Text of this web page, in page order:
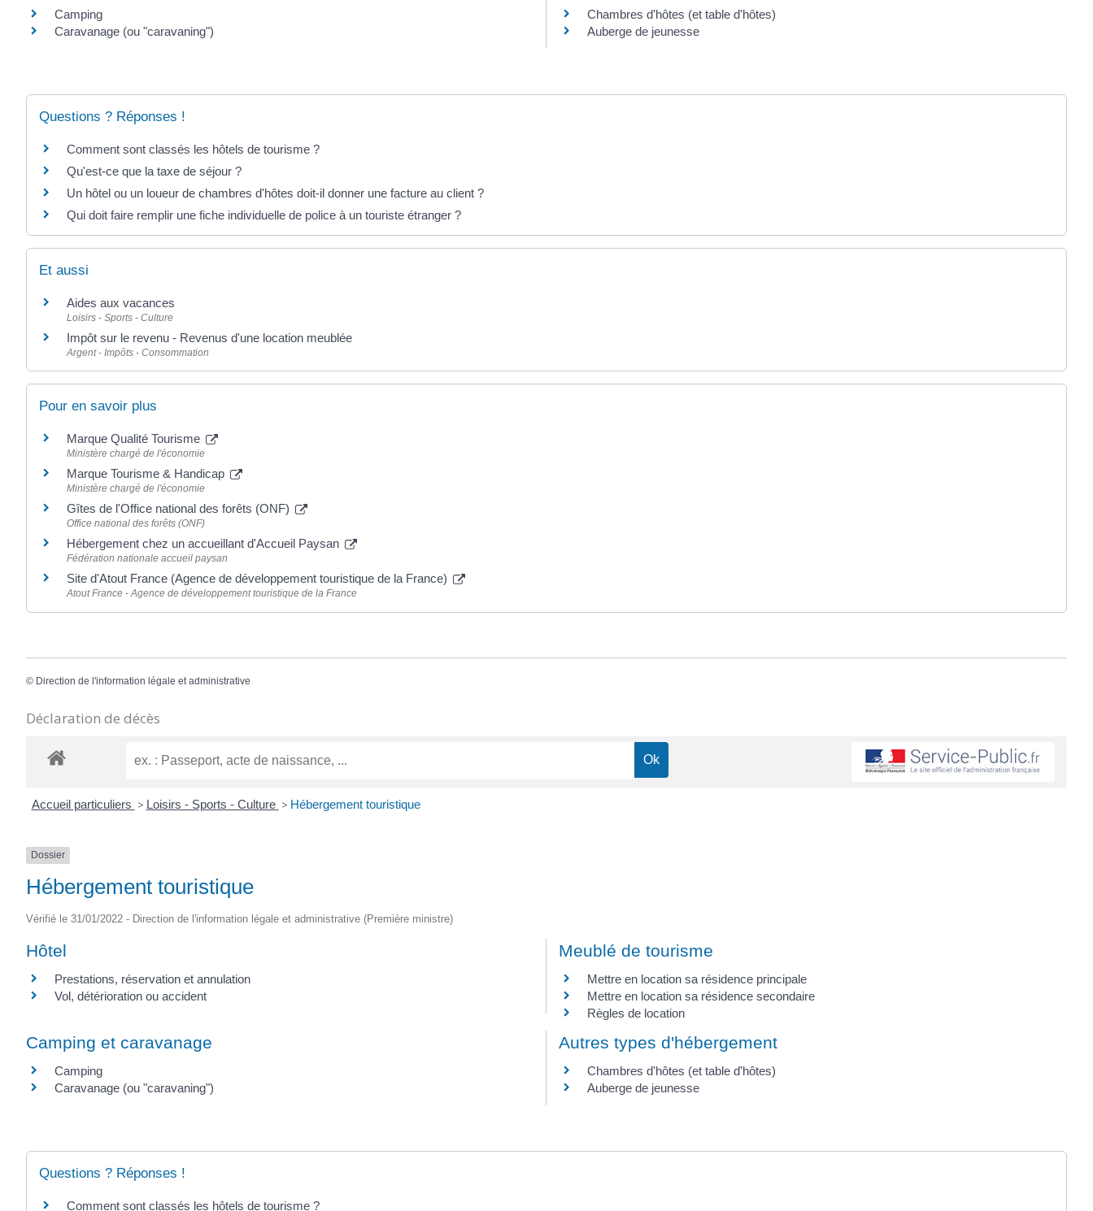
Camping
Caravanage (ou "caravaning")
Chambres d'hôtes (et table d'hôtes)
Auberge de jeunesse
Questions ? Réponses !
Comment sont classés les hôtels de tourisme ?
Qu'est-ce que la taxe de séjour ?
Un hôtel ou un loueur de chambres d'hôtes doit-il donner une facture au client ?
Qui doit faire remplir une fiche individuelle de police à un touriste étranger ?
Et aussi
Aides aux vacances
Loisirs - Sports - Culture
Impôt sur le revenu - Revenus d'une location meublée
Argent - Impôts - Consommation
Pour en savoir plus
Marque Qualité Tourisme
Ministère chargé de l'économie
Marque Tourisme & Handicap
Ministère chargé de l'économie
Gîtes de l'Office national des forêts (ONF)
Office national des forêts (ONF)
Hébergement chez un accueillant d'Accueil Paysan
Fédération nationale accueil paysan
Site d'Atout France (Agence de développement touristique de la France)
Atout France - Agence de développement touristique de la France
© Direction de l'information légale et administrative
Déclaration de décès
Accueil particuliers > Loisirs - Sports - Culture > Hébergement touristique
Dossier
Hébergement touristique
Vérifié le 31/01/2022 - Direction de l'information légale et administrative (Première ministre)
Hôtel
Prestations, réservation et annulation
Vol, détérioration ou accident
Meublé de tourisme
Mettre en location sa résidence principale
Mettre en location sa résidence secondaire
Règles de location
Camping et caravanage
Camping
Caravanage (ou "caravaning")
Autres types d'hébergement
Chambres d'hôtes (et table d'hôtes)
Auberge de jeunesse
Questions ? Réponses !
Comment sont classés les hôtels de tourisme ?